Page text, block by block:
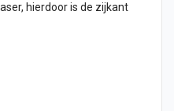
hierdoor is de zijkant